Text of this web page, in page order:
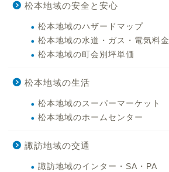
松本地域の安全と安心
松本地域のハザードマップ
松本地域の水道・ガス・電気料金
松本地域の町会別坪単価
松本地域の生活
松本地域のスーパーマーケット
松本地域のホームセンター
諏訪地域の交通
諏訪地域のインター・SA・PA